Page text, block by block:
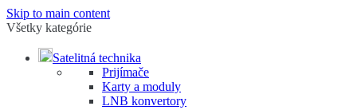
Skip to main content
Všetky kategórie
Satelitná technika
Prijímače
Karty a moduly
LNB konvertory